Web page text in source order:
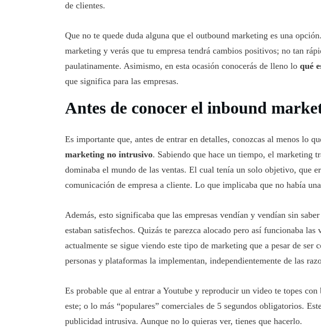
de clientes.
Que no te quede duda alguna que el outbound marketing es una
marketing y verás que tu empresa tendrá cambios positivos; no tan
paulatinamente. Asimismo, en esta ocasión conocerás de lleno lo qué
que significa para las empresas.
Antes de conocer el inbound
Es importante que, antes de entrar en detalles, conozcas al menos lo
marketing no intrusivo. Sabiendo que hace un tiempo, el marketing
dominaba el mundo de las ventas. El cual tenía un solo objetivo, que
comunicación de empresa a cliente. Lo que implicaba que no había
Además, esto significaba que las empresas vendían y vendían sin
estaban satisfechos. Quizás te parezca alocado pero así funcionaba las
actualmente se sigue viendo este tipo de marketing que a pesar de ser
personas y plataformas la implementan, independientemente de las
Es probable que al entrar a Youtube y reproducir un video te topes
este; o lo más “populares” comerciales de 5 segundos obligatorios.
publicidad intrusiva. Aunque no lo quieras ver, tienes que hacerlo.